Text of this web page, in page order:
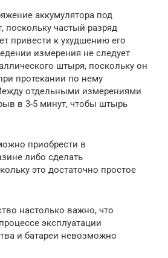
аккумулятора под
поскольку частый разряд
привести к ухудшению его
измерения не следует
штыря, поскольку он
протекании по нему
отдельными измерениями
в 3-5 минут, чтобы штырь
приобрести в
либо сделать
это достаточно простое
настолько важно, что
эксплуатации
и батареи невозможно